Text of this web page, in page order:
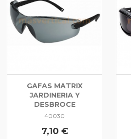
GAFAS MATRIX
JARDINERIA Y
DESBROCE
40030
7,10 €